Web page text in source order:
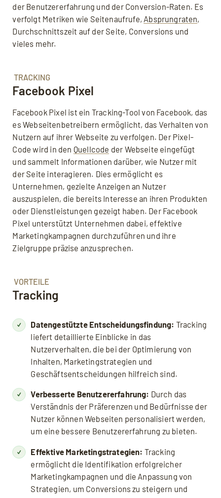
der Benutzererfahrung und der Conversion-Raten. Es
verfolgt Metriken wie Seitenaufrufe, Absprungraten,
Durchschnittszeit auf der Seite, Conversions und
vieles mehr.
TRACKING
Facebook Pixel
Facebook Pixel ist ein Tracking-Tool von Facebook, das
es Webseitenbetreibern ermöglicht, das Verhalten von
Nutzern auf ihrer Webseite zu verfolgen. Der Pixel-
Code wird in den Quellcode der Webseite eingefügt
und sammelt Informationen darüber, wie Nutzer mit
der Seite interagieren. Dies ermöglicht es
Unternehmen, gezielte Anzeigen an Nutzer
auszuspielen, die bereits Interesse an ihren Produkten
oder Dienstleistungen gezeigt haben. Der Facebook
Pixel unterstützt Unternehmen dabei, effektive
Marketingkampagnen durchzuführen und ihre
Zielgruppe präzise anzusprechen.
VORTEILE
Tracking
Datengestützte Entscheidungsfindung: Tracking
liefert detaillierte Einblicke in das
Nutzerverhalten, die bei der Optimierung von
Inhalten, Marketingstrategien und
Geschäftsentscheidungen hilfreich sind.
Verbesserte Benutzererfahrung: Durch das
Verständnis der Präferenzen und Bedürfnisse der
Nutzer können Webseiten personalisiert werden,
um eine bessere Benutzererfahrung zu bieten.
Effektive Marketingstrategien: Tracking
ermöglicht die Identifikation erfolgreicher
Marketingkampagnen und die Anpassung von
Strategien, um Conversions zu steigern und